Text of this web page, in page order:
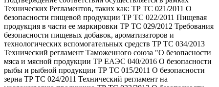
Технических Регламентов, таких как: ТР ТС 021/2011 О
безопасности пищевой продукции ТР ТС 022/2011 Пищевая
продукция в части ее маркировки ТР ТС 029/2012 Требования
безопасности пищевых добавок, ароматизаторов и
технологических вспомогательных средств ТР ТС 034/2013
Технический регламент Таможенного союза "О безопасности
мяса и мясной продукции ТР ЕАЭС 040/2016 О безопасности
рыбы и рыбной продукции ТР ТС 015/2011 О безопасности
зерна ТР ТС 024/2011 Технический регламент на